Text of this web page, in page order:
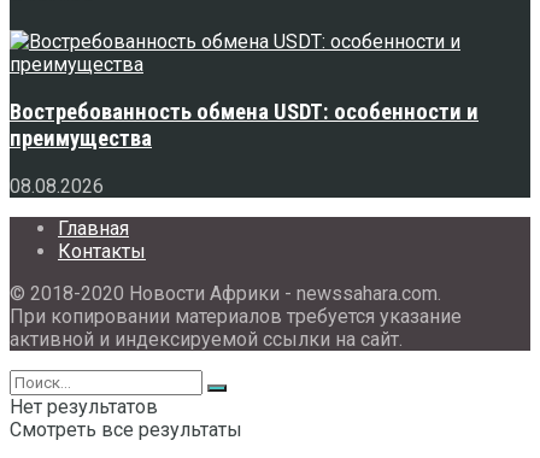
Востребованность обмена USDT: особенности и
преимущества
08.08.2026
Главная
Контакты
© 2018-2020 Новости Африки - newssahara.com.
При копировании материалов требуется указание
активной и индексируемой ссылки на сайт.
Нет результатов
Смотреть все результаты